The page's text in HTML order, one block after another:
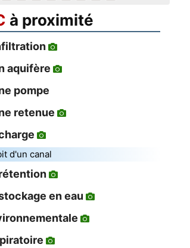
à proximité
aquifère
pompe
retenue
d'un canal
en eau